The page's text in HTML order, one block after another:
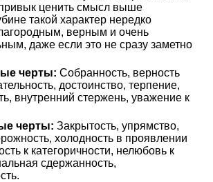
ценить смысл выше
такой характер нередко
верным и очень
даже если это не сразу заметно
черты: Собранность, верность
достоинство, терпение,
внутренний стержень, уважение к
черты: Закрытость, упрямство,
холодность в проявлении
к категоричности, нелюбовь к
сдержанность,